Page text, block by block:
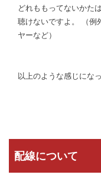
どれももってないかた
聴けないですよ。 （例
ヤーなど）
以上のような感じにな
配線について